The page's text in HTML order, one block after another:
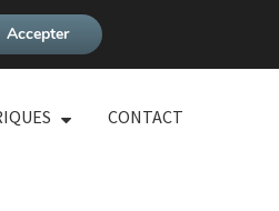
CONTACT
Accepter